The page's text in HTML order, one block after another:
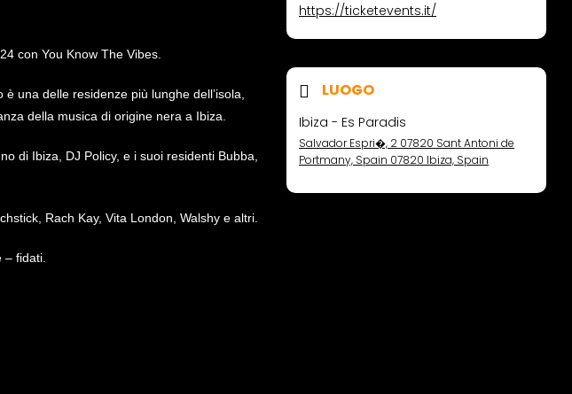
con You Know The Vibes.
una delle residenze più lunghe dell’isola,
della musica di origine nera a Ibiza.
di Ibiza, DJ Policy, e i suoi residenti Bubba,
Rach Kay, Vita London, Walshy e altri.
fidati.
https://ticketevents.it/
LUOGO
Ibiza - Es Paradis
Salvador Espri�, 2 07820 Sant Antoni de
Portmany, Spain 07820 Ibiza, Spain